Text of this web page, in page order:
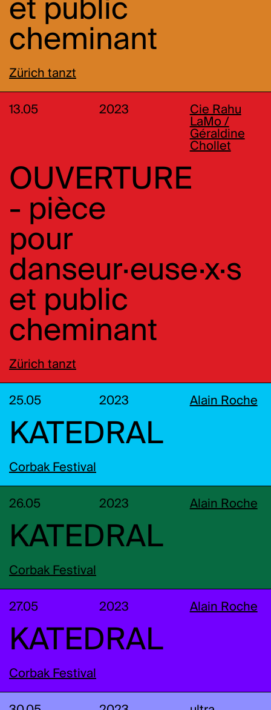
et public
cheminant
Zürich tanzt
13.05 2023
Cie Rahu
LaMo /
Géraldine
Chollet
OUVERTURE
- pièce
pour
danseur·euse·x·s
et public
cheminant
Zürich tanzt
25.05 2023 Alain Roche
KATEDRAL
Corbak Festival
26.05 2023 Alain Roche
KATEDRAL
Corbak Festival
27.05 2023 Alain Roche
KATEDRAL
Corbak Festival